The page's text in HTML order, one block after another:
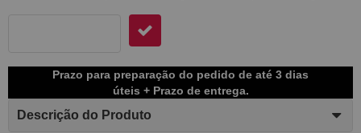
Prazo para preparação do pedido de até 3 dias
úteis + Prazo de entrega.
Descrição do Produto